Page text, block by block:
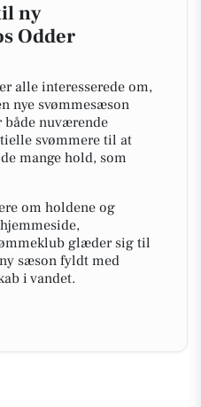
ny
Odder
alle interesserede om,
nye svømmesæson
både nuværende
svømmere til at
mange hold, som
om holdene og
glæder sig til
sæson fyldt med
i vandet.